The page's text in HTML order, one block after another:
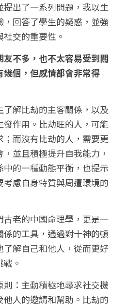
班
出了一系列問題，我以生
回答了學生的疑惑，並強
交的重要性。
不多，也不太容易受到關
幾個，但感情都會非常得
解比劫的主客關係，以及
作用。比劫旺的人，可能
而沒有比劫的人，需要更
並且積極提升自我能力，
中的一種動態平衡，也提示
慮自身特質與周遭環境的
古老的中國命理學，更是一
的工具，通過對十神的頓
解自己和他人，從而更好
。
則：主動積極地尋求社交機
人的邀請和幫助。比劫的